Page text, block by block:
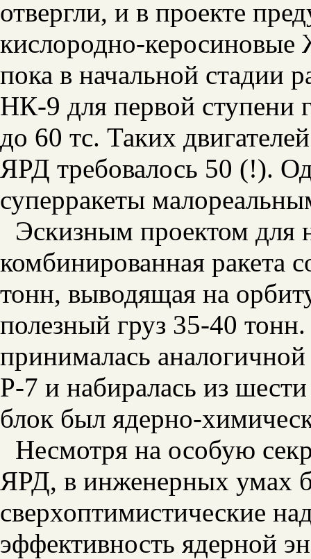
отвергли, и в проекте
кислородно-
пока в начальной стадии
НК-9 для первой ступени
до 60 тс. Таких
ЯРД требовалось 50 (!).
суперракеты
Эскизным проектом для
комбинированная ракета
тонн, выводящая на
полезный груз 35-40
принималась
Р-7 и набиралась из
блок был ядерно-
Несмотря на особую
ЯРД, в инженерных умах
сверхоптимистические
эффективность ядерной